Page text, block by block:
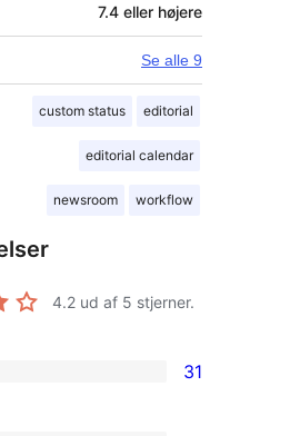
7.4 eller højere
Se alle 9
custom status editorial
editorial calendar
newsroom workflow
4.2 ud af 5 stjerner.
31